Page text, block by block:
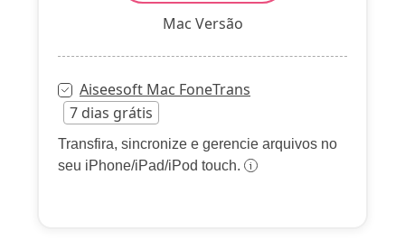
Mac Versão
Aiseesoft Mac FoneTrans
7 dias grátis
Transfira, sincronize e gerencie arquivos no
seu iPhone/iPad/iPod touch.